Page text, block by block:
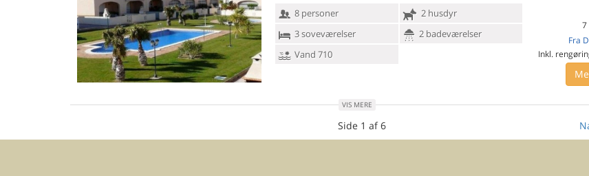
8 personer
2 husdyr
3 soveværelser
2 badeværelser
Vand 710
7
Fra
Inkl.
VIS MERE
Side 1 af 6